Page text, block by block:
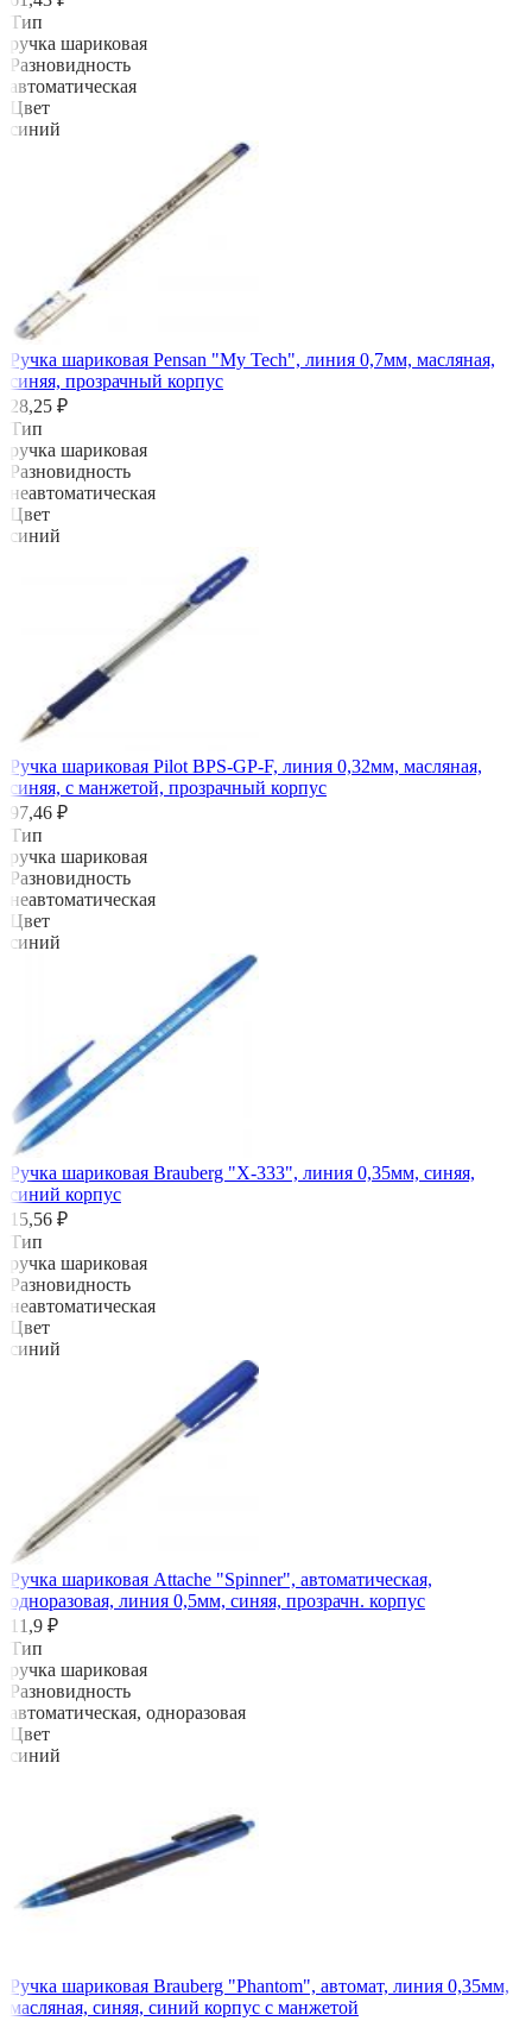
Тип
ручка шариковая
Разновидность
автоматическая
Цвет
синий
Ручка шариковая Pensan "My Tech", линия 0,7мм, масляная,
синяя, прозрачный корпус
28,25 ₽
Тип
ручка шариковая
Разновидность
неавтоматическая
Цвет
синий
Ручка шариковая Pilot BPS-GP-F, линия 0,32мм, масляная,
синяя, с манжетой, прозрачный корпус
97,46 ₽
Тип
ручка шариковая
Разновидность
неавтоматическая
Цвет
синий
Ручка шариковая Brauberg "X-333", линия 0,35мм, синяя,
синий корпус
15,56 ₽
Тип
ручка шариковая
Разновидность
неавтоматическая
Цвет
синий
Ручка шариковая Attache "Spinner", автоматическая,
одноразовая, линия 0,5мм, синяя, прозрачн. корпус
11,9 ₽
Тип
ручка шариковая
Разновидность
автоматическая, одноразовая
Цвет
синий
Ручка шариковая Brauberg "Phantom", автомат, линия 0,35мм,
масляная, синяя, синий корпус с манжетой